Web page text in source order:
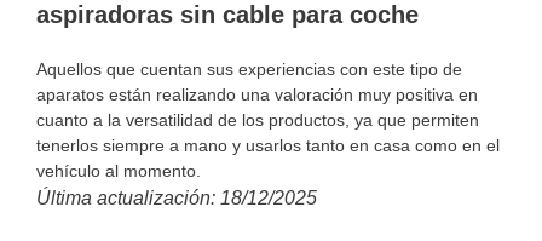
aspiradoras sin cable para coche
Aquellos que cuentan sus experiencias con este tipo de
aparatos están realizando una valoración muy positiva en
cuanto a la versatilidad de los productos, ya que permiten
tenerlos siempre a mano y usarlos tanto en casa como en el
vehículo al momento.
Última actualización: 18/12/2025